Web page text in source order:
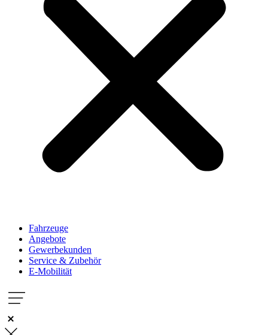
Fahrzeuge
Angebote
Gewerbekunden
Service & Zubehör
E-Mobilität